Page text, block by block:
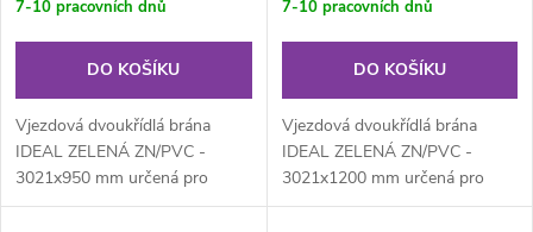
o
d
u
r
d
u
7-10 pracovních dnů
DO KOŠÍKU
Vjezdová dvoukřídlá brána
IDEAL ZELENÁ ZN/PVC -
3021x950 mm určená pro
drátěné ploty. Výplň z
7-10 pracovních dnů
DO KOŠÍKU
Vjezdová dvoukřídlá brána
IDEAL ZELENÁ ZN/PVC -
3021x1200 mm určená pro
drátěné ploty. Výplň z